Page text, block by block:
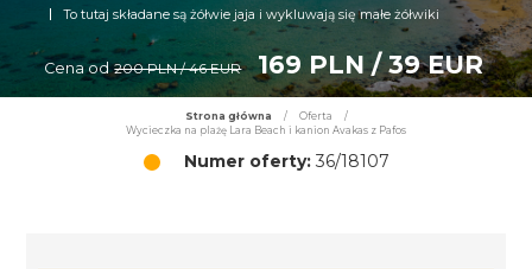
To tutaj składane są żółwie jaja i wykluwają się małe żółwiki
Cena od 200 PLN / 46 EUR 169 PLN / 39 EUR
Strona główna / Oferta
/
Wycieczka na plażę Lara Beach i kanion Avakas z Pafos
Numer oferty:36/18107